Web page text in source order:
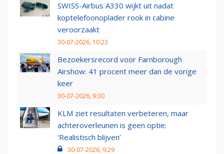
SWISS-Airbus A330 wijkt uit nadat
koptelefoonoplader rook in cabine
veroorzaakt
30-07-2026, 10:23
Bezoekersrecord voor Farnborough
Airshow: 41 procent meer dan de vorige
keer
30-07-2026, 9:30
KLM ziet resultaten verbeteren, maar
achteroverleunen is geen optie:
‘Realistisch blijven’
30-07-2026, 9:29